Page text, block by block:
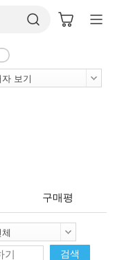
구매평
검색